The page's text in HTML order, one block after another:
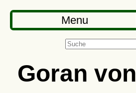
Menu
Goran von